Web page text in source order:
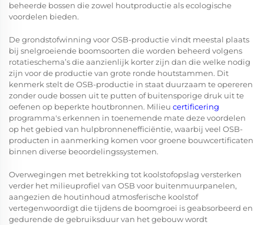
beheerde bossen die zowel houtproductie als ecologische
voordelen bieden.
De grondstofwinning voor OSB-productie vindt meestal plaats
bij snelgroeiende boomsoorten die worden beheerd volgens
rotatieschema’s die aanzienlijk korter zijn dan die welke nodig
zijn voor de productie van grote ronde houtstammen. Dit
kenmerk stelt de OSB-productie in staat duurzaam te opereren
zonder oude bossen uit te putten of buitensporige druk uit te
oefenen op beperkte houtbronnen. Milieu certificering
programma's erkennen in toenemende mate deze voordelen
op het gebied van hulpbronnenefficiëntie, waarbij veel OSB-
producten in aanmerking komen voor groene bouwcertificaten
binnen diverse beoordelingssystemen.
Overwegingen met betrekking tot koolstofopslag versterken
verder het milieuprofiel van OSB voor buitenmuurpanelen,
aangezien de houtinhoud atmosferische koolstof
vertegenwoordigt die tijdens de boomgroei is geabsorbeerd en
gedurende de gebruiksduur van het gebouw wordt